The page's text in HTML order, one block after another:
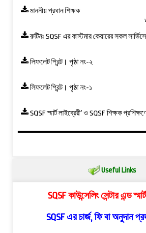
মাননীয় প্রধান শিক্ষক
রুটিনঃ SQSF এর কাস্টমার কেয়ারের সকল
লিফলেট প্রিন্ট। পৃষ্ঠা নং-২
লিফলেট প্রিন্ট। পৃষ্ঠা নং-১
SQSF স্মার্ট লাইব্রেরী’ ও ‍SQSF শিক্ষক
Useful Links
SQSF কাউন্সেলিং সেন্টার এন্ড
SQSF এর চার্জ, ফি বা অনুদান